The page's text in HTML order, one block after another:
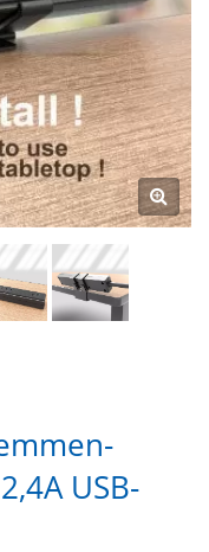
USB-